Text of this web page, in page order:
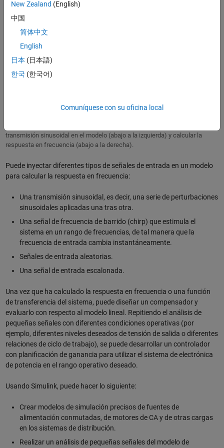
Análisis de pequeñas señales para un convertidor boost. El convertidor
transmisión sinusoidal en el modelo (abajo a la izquierda) y calcular la
respuesta en frecuencia (abajo a la derecha).
Puede inyectar diferentes tipos de señales de entrada en un modelo
para calcular la respuesta en frecuencia:
Una transmisión sinusoidal, es decir, una serie de perturbaciones
sinusoidales aplicadas una tras otra.
Una señal de frecuencia de barrido (chirp) que estimula el
sistema en un rango de frecuencias, de tal manera que la
frecuencia de entrada cambia instantáneamente.
Señales de entrada aleatorias.
Una señal de entrada escalonada.
Una vez que ha calculado la respuesta en frecuencia o una función
de transferencia del sistema, puede diseñar un compensador y
evaluarlo con respecto al modelo lineal. Repitiendo el análisis de
pequeñas señales con diferentes condiciones operativas (por
ejemplo, diferentes niveles deseados de tensión de salida o diferentes
relaciones de ciclo de trabajo), se puede desarrollar un controlador
con planificación de ganancia para utilizar el sistema de electrónica
de potencia en el rango operativo deseado.
Usando Simulink, puede hacer lo siguiente:
Crear modelos de simulación precisos de fuentes de
alimentación conmutadas, de motores de CA y de otras cargas
en los sistemas de distribución.
Realizar un análisis de pequeñas señales del modelo de
New Zealand (English)
中国
简体中文
English
日本 (日本語)
한국 (한국어)
Comuníquese con su oficina local